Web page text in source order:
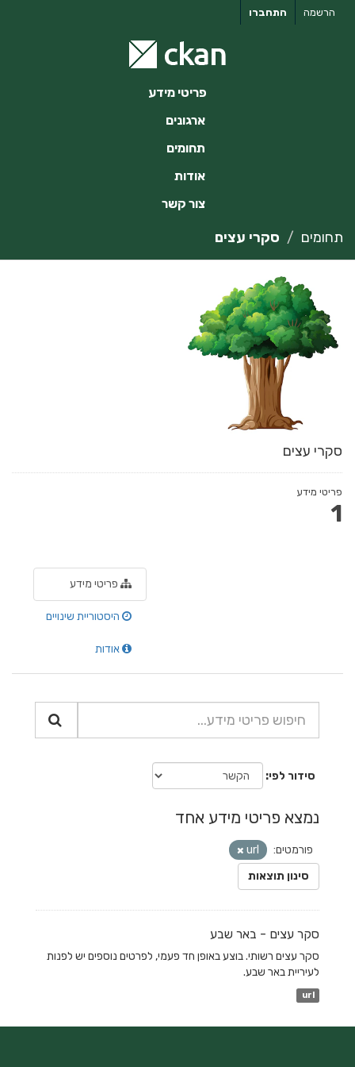
התחברו הרשמה
פריטי מידע
ארגונים
תחומים
אודות
צור קשר
תחומים סקרי עצים
סקרי עצים
פריטי מידע
1
פריטי מידע
היסטוריית שינויים
אודות
סידור לפי
נמצא פריטי מידע אחד
פורמטים:
url
סינון תוצאות
סקר עצים - באר שבע
סקר עצים רשותי. בוצע באופן חד פעמי, לפרטים נוספים יש לפנות
לעיריית באר שבע.
url